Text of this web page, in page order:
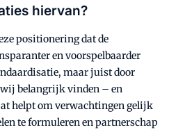
hiervan?
positionering dat de
en voorspelbaarder
maar juist door
belangrijk vinden – en
helpt om verwachtingen gelijk
te formuleren en partnerschap